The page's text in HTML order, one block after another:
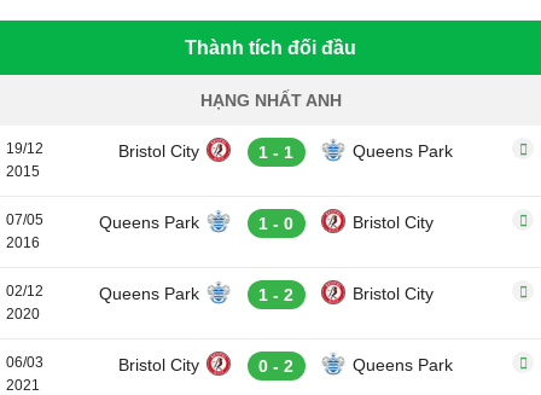
Thành tích đối đầu
HẠNG NHẤT ANH
19/12
2015
Bristol City 1 - 1 Queens Park
07/05
2016
Queens Park 1 - 0 Bristol City
02/12
2020
Queens Park 1 - 2 Bristol City
06/03
2021
Bristol City 0 - 2 Queens Park